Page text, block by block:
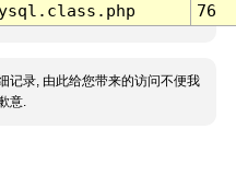
76
记录, 由此给您带来的访问不便我
意.